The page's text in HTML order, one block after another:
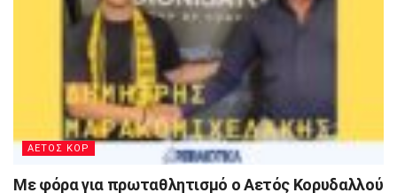
ΑΕΤΟΣ ΚΟΡ
Με φόρα για πρωταθλητισμό ο Αετός Κορυδαλλού